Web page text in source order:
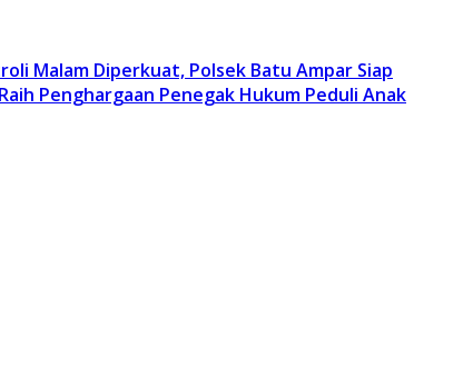
Malam Diperkuat, Polsek Batu Ampar Siap
Penghargaan Penegak Hukum Peduli Anak